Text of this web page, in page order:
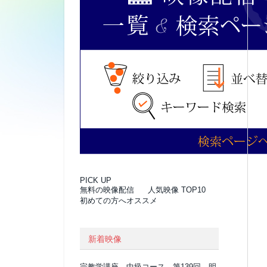
PICK UP
無料の映像配信
人気映像 TOP10
初めての方へオススメ
新着映像